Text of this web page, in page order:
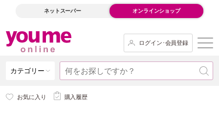
ネットスーパー オンラインショップ
ログイン･会員登録
カテゴリー
お気に入り 購入履歴